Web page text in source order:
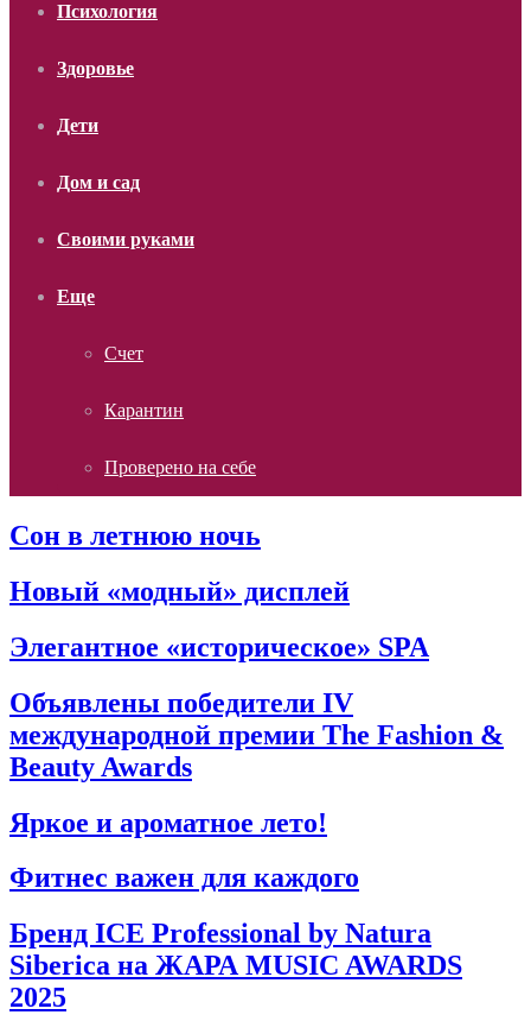
Психология
Здоровье
Дети
Дом и сад
Своими руками
Еще
Счет
Карантин
Проверено на себе
Сон в летнюю ночь
Новый «модный» дисплей
Элегантное «историческое» SPA
Объявлены победители IV
международной премии The Fashion &
Beauty Awards
Яркое и ароматное лето!
Фитнес важен для каждого
Бренд ICE Professional by Natura
Siberica на ЖАРА MUSIC AWARDS
2025